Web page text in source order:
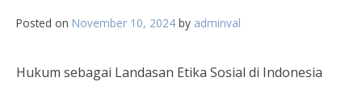
Posted on November 10, 2024 by adminval
Hukum sebagai Landasan Etika Sosial di Indonesia